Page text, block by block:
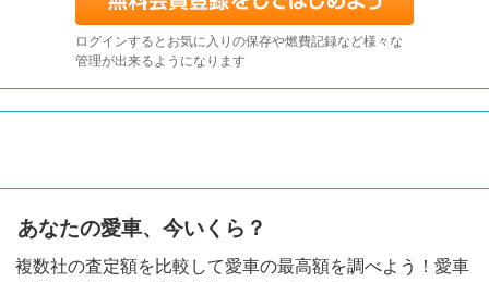
ログインするとお気に入りの保存や燃費記録など様々な
管理が出来るようになります
あなたの愛車、今いくら？
複数社の査定額を比較して愛車の最高額を調べよう！愛車